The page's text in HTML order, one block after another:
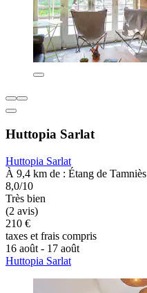
Huttopia Sarlat
Huttopia Sarlat
À 9,4 km de : Étang de Tamniès
8,0/10
Très bien
(2 avis)
210 €
taxes et frais compris
16 août - 17 août
Huttopia Sarlat